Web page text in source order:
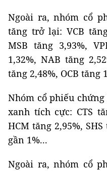
Ngoài ra, nhóm cổ
tăng trở lại: VCB
MSB tăng 3,93%,
1,32%, NAB tăng
tăng 2,48%, OCB tăng
Nhóm cổ phiếu
xanh tích cực: CTS
HCM tăng 2,95%,
gần 1%...
Ngoài ra, nhóm cổ